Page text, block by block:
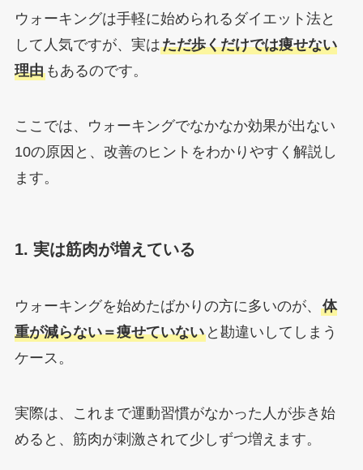
ウォーキングは手軽に始められるダイエット法と
して人気ですが、実はただ歩くだけでは痩せない
理由もあるのです。
ここでは、ウォーキングでなかなか効果が出ない
10の原因と、改善のヒントをわかりやすく解説し
ます。
1. 実は筋肉が増えている
ウォーキングを始めたばかりの方に多いのが、 体
重が減らない＝痩せていないと勘違いしてしまう
ケース。
実際は、これまで運動習慣がなかった人が歩き始
めると、筋肉が刺激されて少しずつ増えます。